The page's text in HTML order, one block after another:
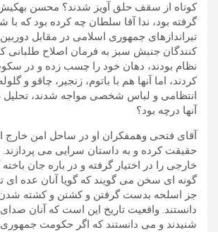
کوتاه از سقف حلق آویز شدند؟ محسن
گرفته بود، ندا آقا سلطان چه کرده بود که با
تیراندازهای جمهوری اسلامی در مقابل
کنندگان جنبش سبز به فرمان اصلاح طلبانی
نظام بودند، دهان خود را چسب زده و در
کردند، اما آنها هم با باتوم، زنجیر، چاقو و
انتظامی و لباس شخصی مواجه شدند، تحلیل
آنها درچه بود؟
آقای فتحی وهمفکران او در ساحل امن خارج
حقیقت کرده و به داستان سرایی می
خارجی را در اختیار گرفته و در باره جان
گونه ای سخن می گویند که گویا آنان عده ای
جز اسلحه بدست گرفتن و کشتن و کشته
دانستند. واقعیت تاریخ این است که آنان
شنیدند و می دانستند که اگر حکومت جمهوری